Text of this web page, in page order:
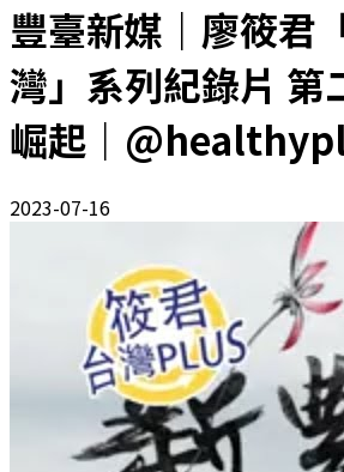
豐臺新媒｜廖筱君
灣」系列紀錄片 第
崛起｜
2023-07-16